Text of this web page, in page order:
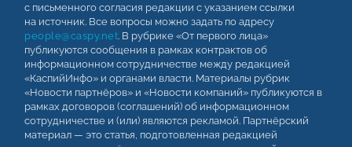
с письменного согласия редакции с указанием ссылки
на источник. Все вопросы можно задать по адресу
people@caspy.net. В рубрике «От первого лица»
публикуются сообщения в рамках контрактов об
информационном сотрудничестве между редакцией
«КаспийИнфо» и органами власти. Материалы рубрик
«Новости партнёров» и «Новости компаний» публикуются в
рамках договоров (соглашений) об информационном
сотрудничестве и (или) являются рекламой. Партнёрский
материал — это статья, подготовленная редакцией